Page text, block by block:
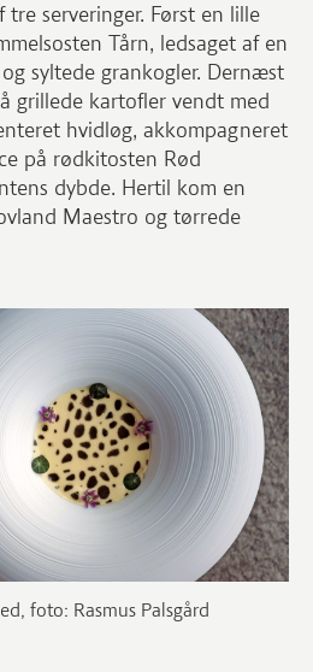
serveringer. Først en lille
Tårn, ledsaget af en
syltede grankogler. Dernæst
grillede kartofler vendt med
hvidløg, akkompagneret
på rødkitosten Rød
dybde. Hertil kom en
Maestro og tørrede
foto: Rasmus Palsgård